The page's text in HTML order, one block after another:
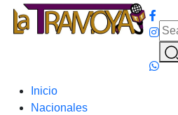
Inicio
Nacionales